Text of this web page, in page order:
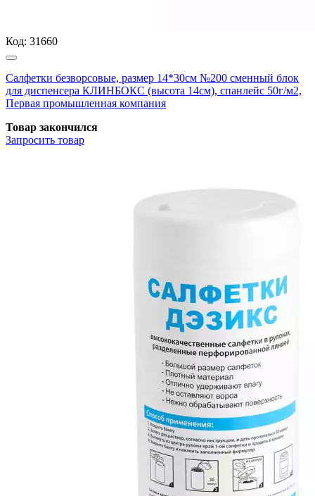
Код: 31660
Салфетки безворсовые, размер 14*30см №200 сменный блок
для диспенсера КЛИНБОКС (высота 14см), спанлейс 50г/м2,
Первая промышленная компания
Товар закончился
Запросить товар